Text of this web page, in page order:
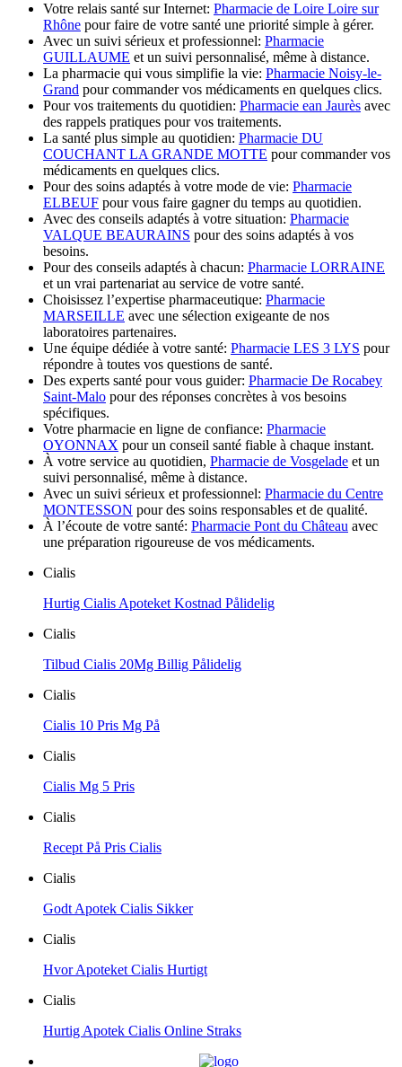
Votre relais santé sur Internet: Pharmacie de Loire Loire sur
Rhône pour faire de votre santé une priorité simple à gérer.
Avec un suivi sérieux et professionnel: Pharmacie
GUILLAUME et un suivi personnalisé, même à distance.
La pharmacie qui vous simplifie la vie: Pharmacie Noisy-le-
Grand pour commander vos médicaments en quelques clics.
Pour vos traitements du quotidien: Pharmacie ean Jaurès avec
des rappels pratiques pour vos traitements.
La santé plus simple au quotidien: Pharmacie DU
COUCHANT LA GRANDE MOTTE pour commander vos
médicaments en quelques clics.
Pour des soins adaptés à votre mode de vie: Pharmacie
ELBEUF pour vous faire gagner du temps au quotidien.
Avec des conseils adaptés à votre situation: Pharmacie
VALQUE BEAURAINS pour des soins adaptés à vos
besoins.
Pour des conseils adaptés à chacun: Pharmacie LORRAINE
et un vrai partenariat au service de votre santé.
Choisissez l’expertise pharmaceutique: Pharmacie
MARSEILLE avec une sélection exigeante de nos
laboratoires partenaires.
Une équipe dédiée à votre santé: Pharmacie LES 3 LYS pour
répondre à toutes vos questions de santé.
Des experts santé pour vous guider: Pharmacie De Rocabey
Saint-Malo pour des réponses concrètes à vos besoins
spécifiques.
Votre pharmacie en ligne de confiance: Pharmacie
OYONNAX pour un conseil santé fiable à chaque instant.
À votre service au quotidien, Pharmacie de Vosgelade et un
suivi personnalisé, même à distance.
Avec un suivi sérieux et professionnel: Pharmacie du Centre
MONTESSON pour des soins responsables et de qualité.
À l’écoute de votre santé: Pharmacie Pont du Château avec
une préparation rigoureuse de vos médicaments.
Cialis
Hurtig Cialis Apoteket Kostnad Pålidelig
Cialis
Tilbud Cialis 20Mg Billig Pålidelig
Cialis
Cialis 10 Pris Mg På
Cialis
Cialis Mg 5 Pris
Cialis
Recept På Pris Cialis
Cialis
Godt Apotek Cialis Sikker
Cialis
Hvor Apoteket Cialis Hurtigt
Cialis
Hurtig Apotek Cialis Online Straks